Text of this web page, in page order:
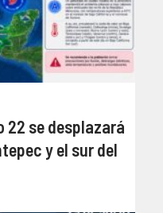
22 se desplazará
y el sur del